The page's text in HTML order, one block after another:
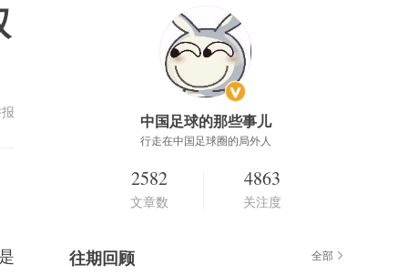
中国足球的那些事儿
行走在中国足球圈的局外人
2582
文章数
4863
关注度
往期回顾 全部